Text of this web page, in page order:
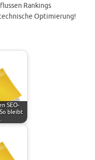
Rankings
Optimierung!
SEO-
bleibt